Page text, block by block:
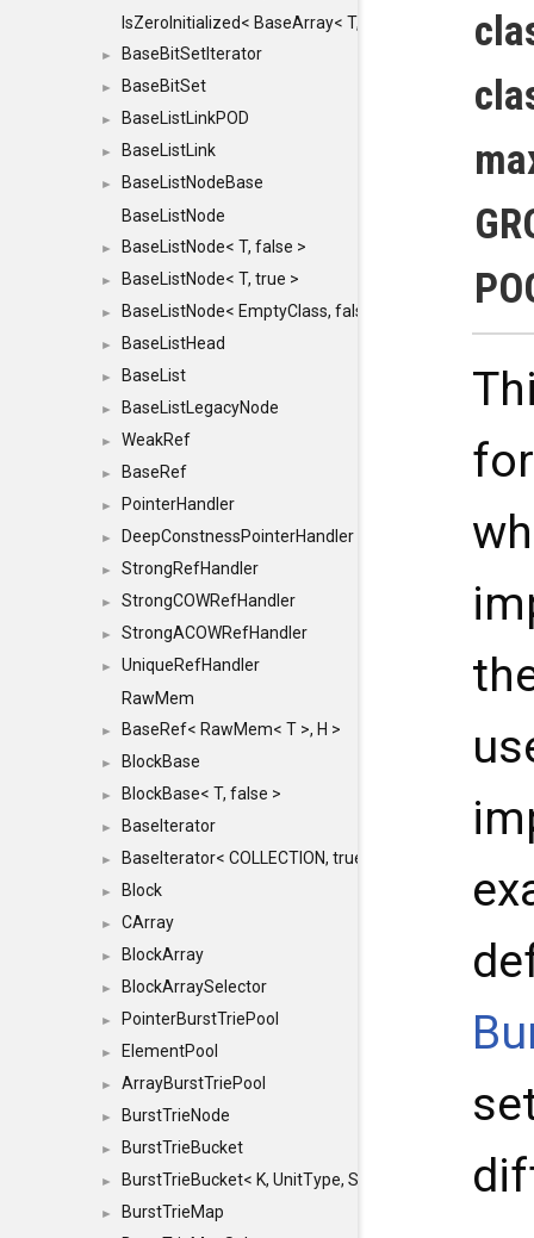
IsZeroInitialized< BaseArray< T, MINCHUNKSIZE,
► BaseBitSetIterator
► BaseBitSet
► BaseListLinkPOD
► BaseListLink
►
BaseListNodeBase
BaseListNode
► BaseListNode< T, false >
► BaseListNode< T, true >
► BaseListNode< EmptyClass, false >
► BaseListHead
► BaseList
► BaseListLegacyNode
► WeakRef
► BaseRef
► PointerHandler
► DeepConstnessPointerHandler
► StrongRefHandler
► StrongCOWRefHandler
► StrongACOWRefHandler
►
UniqueRefHandler
RawMem
► BaseRef< RawMem< T >, H >
► BlockBase
► BlockBase< T, false >
► BaseIterator
► BaseIterator< COLLECTION, true >
► Block
► CArray
► BlockArray
► BlockArraySelector
► PointerBurstTriePool
► ElementPool
► ArrayBurstTriePool
► BurstTrieNode
► BurstTrieBucket
► BurstTrieBucket< K, UnitType, SIZE >
►
BurstTrieMap